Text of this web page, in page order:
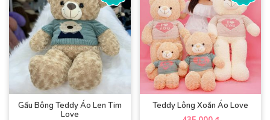
nhiều
biến
thể.
Các
tùy
chọn
có
thể
được
chọn
nhiều
biến
thể.
Các
tùy
chọn
có
thể
được
chọn
trên
Gấu Bông Teddy Áo Len Tim
Love
Teddy Lông Xoắn Áo Love